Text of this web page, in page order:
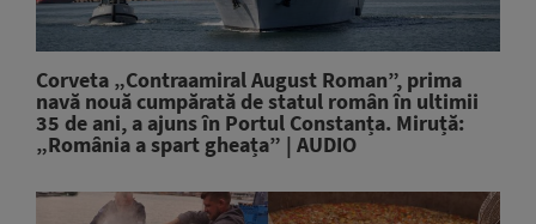
Corveta „Contraamiral August Roman”, prima
navă nouă cumpărată de statul român în ultimii
35 de ani, a ajuns în Portul Constanța. Miruță:
„România a spart gheața” | AUDIO